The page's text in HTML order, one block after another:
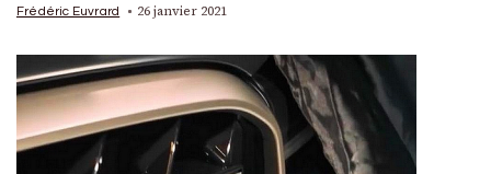
Frédéric Euvrard 26 janvier 2021